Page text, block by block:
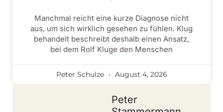
Manchmal reicht eine kurze Diagnose nicht
aus, um sich wirklich gesehen zu fühlen. Klug
behandelt beschreibt deshalb einen Ansatz,
bei dem Rolf Kluge den Menschen
Peter Schulze August 4, 2026
Peter